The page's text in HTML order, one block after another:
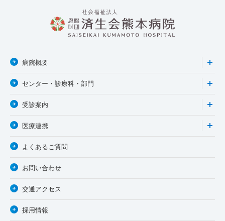
病院概要
センター・診療科・部門
受診案内
医療連携
よくあるご質問
お問い合わせ
交通アクセス
採用情報